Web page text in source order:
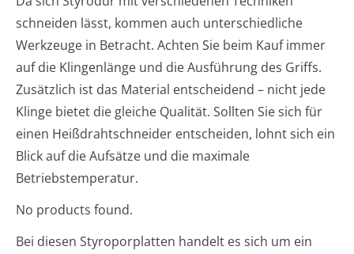
schneiden lässt, kommen auch unterschiedliche
Werkzeuge in Betracht. Achten Sie beim Kauf immer
auf die Klingenlänge und die Ausführung des Griffs.
Zusätzlich ist das Material entscheidend – nicht jede
Klinge bietet die gleiche Qualität. Sollten Sie sich für
einen Heißdrahtschneider entscheiden, lohnt sich ein
Blick auf die Aufsätze und die maximale
Betriebstemperatur.
No products found.
Bei diesen Styroporplatten handelt es sich um ein